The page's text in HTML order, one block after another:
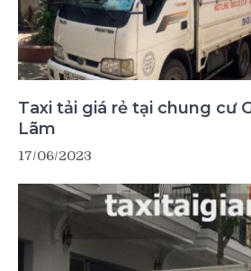
Taxi tải giá rẻ tại chung cư
Lãm
17/06/2023